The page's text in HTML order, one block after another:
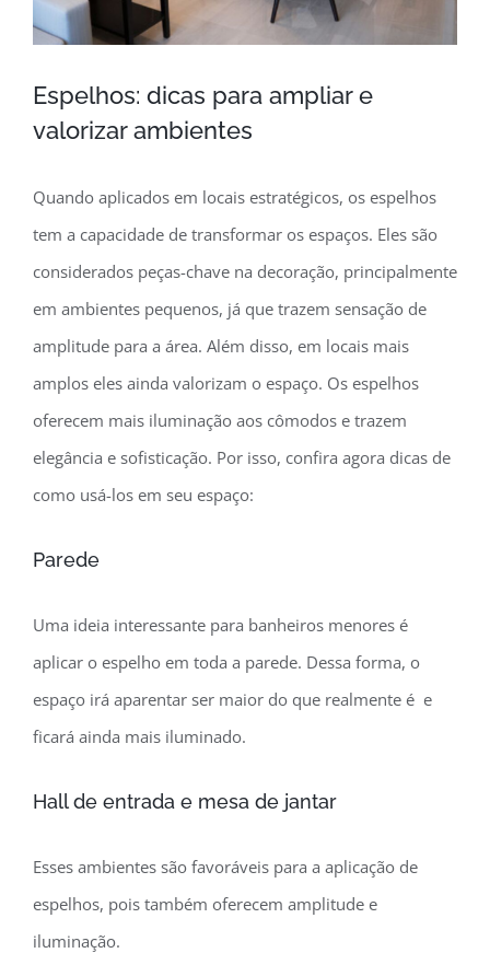
Espelhos: dicas para ampliar e
valorizar ambientes
Quando aplicados em locais estratégicos, os espelhos
tem a capacidade de transformar os espaços. Eles são
considerados peças-chave na decoração, principalmente
em ambientes pequenos, já que trazem sensação de
amplitude para a área. Além disso, em locais mais
amplos eles ainda valorizam o espaço. Os espelhos
oferecem mais iluminação aos cômodos e trazem
elegância e sofisticação. Por isso, confira agora dicas de
como usá-los em seu espaço:
Parede
Uma ideia interessante para banheiros menores é
aplicar o espelho em toda a parede. Dessa forma, o
espaço irá aparentar ser maior do que realmente é e
ficará ainda mais iluminado.
Hall de entrada e mesa de jantar
Esses ambientes são favoráveis para a aplicação de
espelhos, pois também oferecem amplitude e
iluminação.